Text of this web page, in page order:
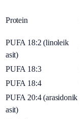
Protein
PUFA 18:2 (linoleik
asit)
PUFA 18:3
PUFA 18:4
PUFA 20:4 (arasidonik
asit)